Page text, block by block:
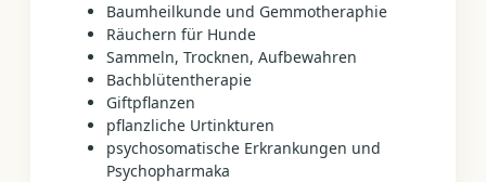
Baumheilkunde und Gemmotheraphie
Räuchern für Hunde
Sammeln, Trocknen, Aufbewahren
Bachblütentherapie
Giftpflanzen
pflanzliche Urtinkturen
psychosomatische Erkrankungen und
Psychopharmaka